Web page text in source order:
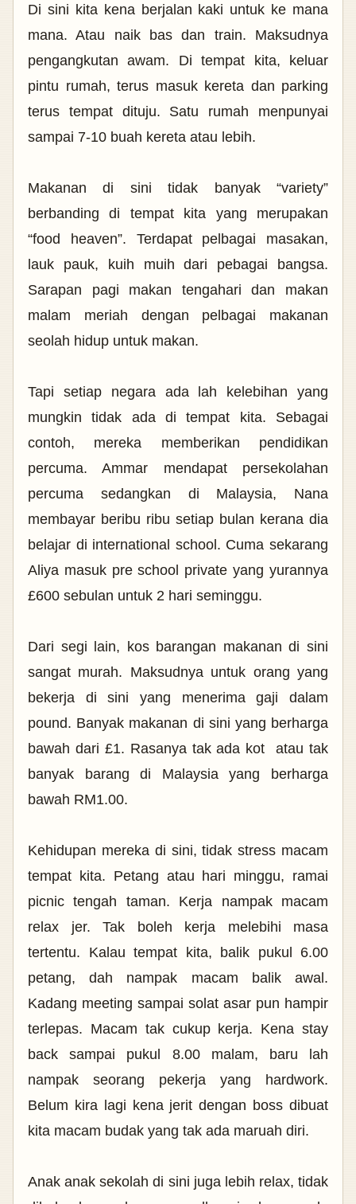
Di sini kita kena berjalan kaki untuk ke mana
mana. Atau naik bas dan train. Maksudnya
pengangkutan awam. Di tempat kita, keluar
pintu rumah, terus masuk kereta dan parking
terus tempat dituju. Satu rumah menpunyai
sampai 7-10 buah kereta atau lebih.
Makanan di sini tidak banyak “variety”
berbanding di tempat kita yang merupakan
“food heaven”. Terdapat pelbagai masakan,
lauk pauk, kuih muih dari pebagai bangsa.
Sarapan pagi makan tengahari dan makan
malam meriah dengan pelbagai makanan
seolah hidup untuk makan.
Tapi setiap negara ada lah kelebihan yang
mungkin tidak ada di tempat kita. Sebagai
contoh, mereka memberikan pendidikan
percuma. Ammar mendapat persekolahan
percuma sedangkan di Malaysia, Nana
membayar beribu ribu setiap bulan kerana dia
belajar di international school. Cuma sekarang
Aliya masuk pre school private yang yurannya
£600 sebulan untuk 2 hari seminggu.
Dari segi lain, kos barangan makanan di sini
sangat murah. Maksudnya untuk orang yang
bekerja di sini yang menerima gaji dalam
pound. Banyak makanan di sini yang berharga
bawah dari £1. Rasanya tak ada kot atau tak
banyak barang di Malaysia yang berharga
bawah RM1.00.
Kehidupan mereka di sini, tidak stress macam
tempat kita. Petang atau hari minggu, ramai
picnic tengah taman. Kerja nampak macam
relax jer. Tak boleh kerja melebihi masa
tertentu. Kalau tempat kita, balik pukul 6.00
petang, dah nampak macam balik awal.
Kadang meeting sampai solat asar pun hampir
terlepas. Macam tak cukup kerja. Kena stay
back sampai pukul 8.00 malam, baru lah
nampak seorang pekerja yang hardwork.
Belum kira lagi kena jerit dengan boss dibuat
kita macam budak yang tak ada maruah diri.
Anak anak sekolah di sini juga lebih relax, tidak